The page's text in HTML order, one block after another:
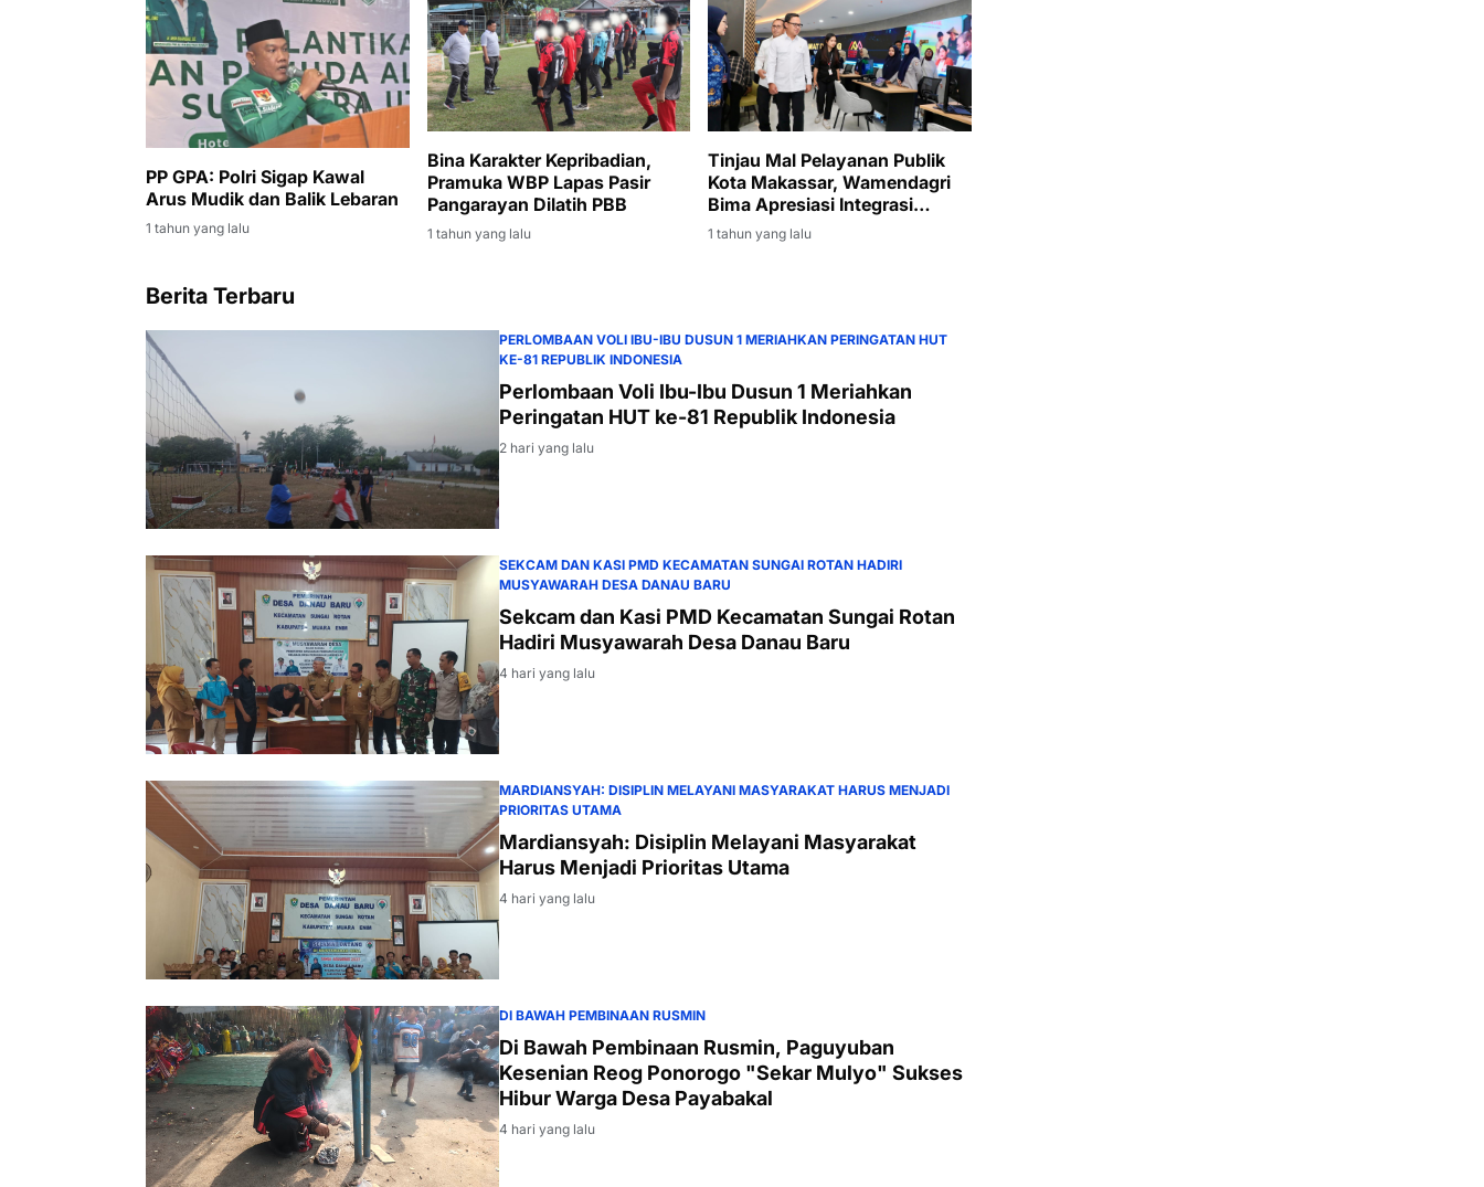
PP GPA: Polri Sigap Kawal
Arus Mudik dan Balik Lebaran
1 tahun yang lalu
Bina Karakter Kepribadian,
Pramuka WBP Lapas Pasir
Pangarayan Dilatih PBB
1 tahun yang lalu
Tinjau Mal Pelayanan Publik
Kota Makassar, Wamendagri
Bima Apresiasi Integrasi
Berbagai Layanan
1 tahun yang lalu
Berita Terbaru
PERLOMBAAN VOLI IBU-IBU DUSUN 1 MERIAHKAN PERINGATAN HUT
KE-81 REPUBLIK INDONESIA
Perlombaan Voli Ibu-Ibu Dusun 1 Meriahkan
Peringatan HUT ke-81 Republik Indonesia
2 hari yang lalu
SEKCAM DAN KASI PMD KECAMATAN SUNGAI ROTAN HADIRI
MUSYAWARAH DESA DANAU BARU
Sekcam dan Kasi PMD Kecamatan Sungai Rotan
Hadiri Musyawarah Desa Danau Baru
4 hari yang lalu
MARDIANSYAH: DISIPLIN MELAYANI MASYARAKAT HARUS MENJADI
PRIORITAS UTAMA
Mardiansyah: Disiplin Melayani Masyarakat
Harus Menjadi Prioritas Utama
4 hari yang lalu
DI BAWAH PEMBINAAN RUSMIN
Di Bawah Pembinaan Rusmin, Paguyuban
Kesenian Reog Ponorogo "Sekar Mulyo" Sukses
Hibur Warga Desa Payabakal
4 hari yang lalu